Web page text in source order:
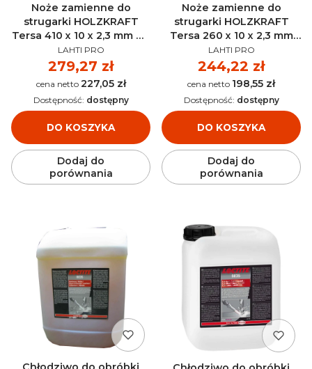
Noże zamienne do
strugarki HOLZKRAFT
Tersa 410 x 10 x 2,3 mm M+
HSS (3 sztuk) - 5271410
PRODUCENT
LAHTI PRO
Cena
279,27 zł
Cena 227,05 zł
DO KOSZYKA
Dostępność: dostępny
Dodaj do
porównania
Noże zamienne do
strugarki HOLZKRAFT
Tersa 260 x 10 x 2,3 mm
M+ HSS (3 sztuk) - 5271260
PRODUCENT
LAHTI PRO
Cena
244,22 zł
Cena 198,55 zł
DO KOSZYKA
Dostępność: dostępny
Dodaj do
porównania